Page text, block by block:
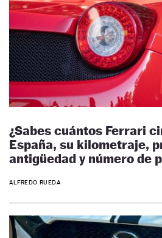
¿Sabes cuántos Ferrari
España, su kilometraje,
antigüedad y número de
ALFREDO RUEDA